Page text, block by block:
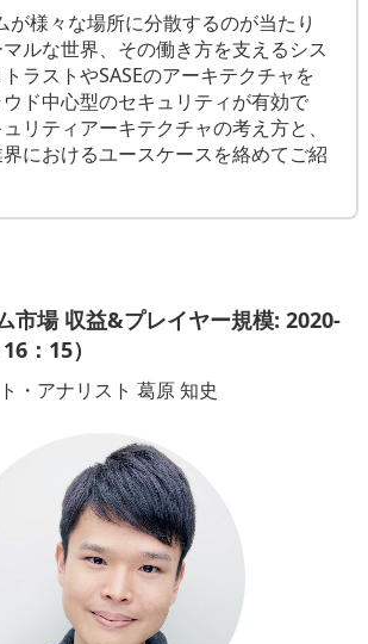
が様々な場所に分散するのが当たり
ルな世界、その働き方を支えるシス
ラストやSASEのアーキテクチャを
ド中心型のセキュリティが有効で
リティアーキテクチャの考え方と、
におけるユースケースを絡めてご紹
市場 収益&プレイヤー規模: 2020-
：15）
・アナリスト 葛原 知史